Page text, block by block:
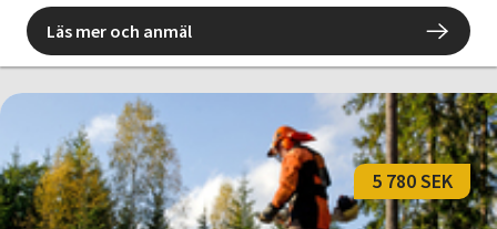
Läs mer och anmäl
5 780 SEK